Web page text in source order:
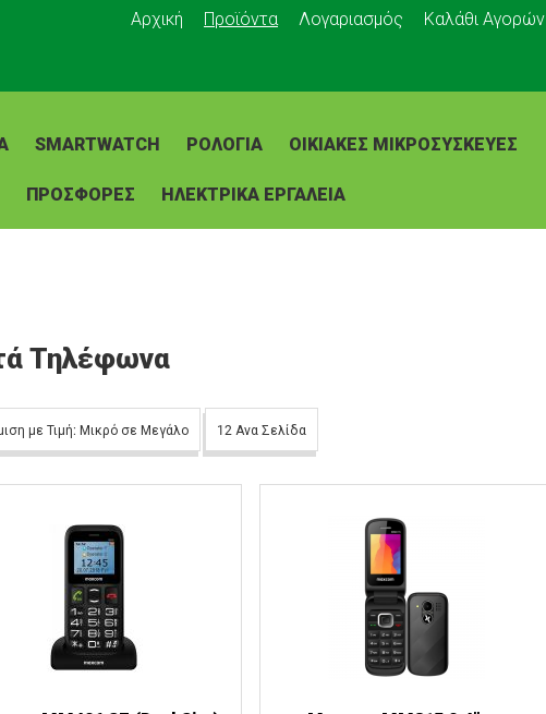
Αρχική Προϊόντα Λογαριασμός Καλάθι Αγορών
SMARTWATCH ΡΟΛΌΓΙΑ ΟΙΚΙΑΚΈΣ ΜΙΚΡΟΣΥΣΚΕΥΈΣ
ΠΡΟΣΦΟΡΕΣ ΗΛΕΚΤΡΙΚΑ ΕΡΓΑΛΕΙΑ
Τηλέφωνα
με Τιμή: Μικρό σε Μεγάλο 12 Ανα Σελίδα